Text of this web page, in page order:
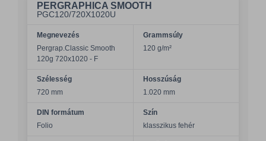
PERGRAPHICA SMOOTH
PGC120/720X1020U
Megnevezés
Pergrap.Classic Smooth
120g 720x1020 - F
Grammsúly
120 g/m²
Szélesség
720 mm
Hosszúság
1.020 mm
DIN formátum
Folio
Szín
klasszikus fehér